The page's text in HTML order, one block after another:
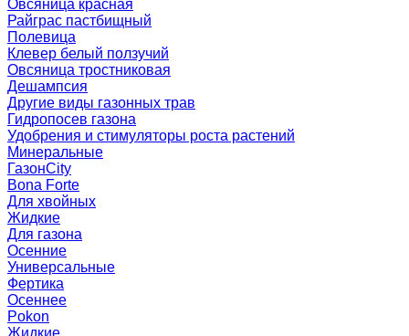
Овсяница красная
Райграс пастбищный
Полевица
Клевер белый ползучий
Овсяница тростниковая
Дешампсия
Другие виды газонных трав
Гидропосев газона
Удобрения и стимуляторы роста растений
Минеральные
ГазонCity
Bona Forte
Для хвойных
Жидкие
Для газона
Осенние
Универсальные
Фертика
Осеннее
Pokon
Жидкие